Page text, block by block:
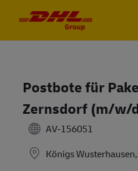
Postbote für
Zernsdorf (m/w/
AV-156051
Königs